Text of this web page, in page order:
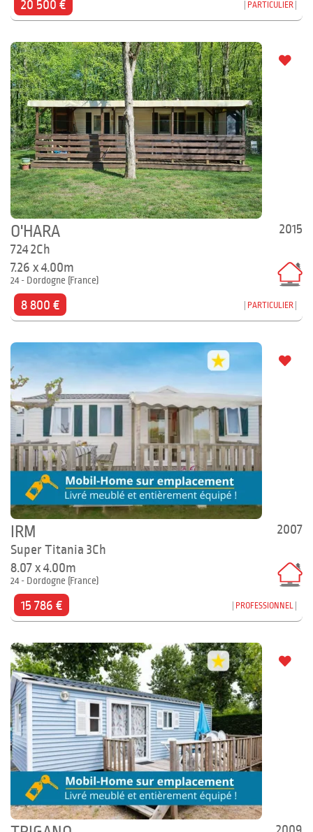
20 500 € PARTICULIER
2015
O'HARA
724 2Ch
7.26 x 4.00m
24 - Dordogne (France)
8 800 € PARTICULIER
2007
IRM
Super Titania 3Ch
8.07 x 4.00m
24 - Dordogne (France)
15 786 € PROFESSIONNEL